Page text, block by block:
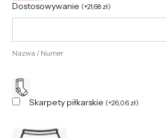
Dostosowywanie (+21,68 zł)
Nazwa / Numer
Skarpety piłkarskie (+26,06 zł)